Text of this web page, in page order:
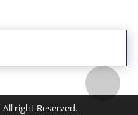
right Reserved.